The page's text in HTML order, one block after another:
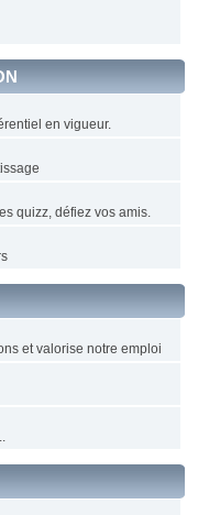
en vigueur.
quizz, défiez vos amis.
et valorise notre emploi